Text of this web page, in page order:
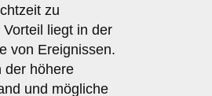
zu
liegt in der
von Ereignissen.
der höhere
und mögliche